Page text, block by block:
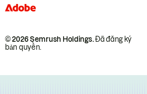
© 2026 Semrush Holdings.Đã đăng ký
bản quyền.